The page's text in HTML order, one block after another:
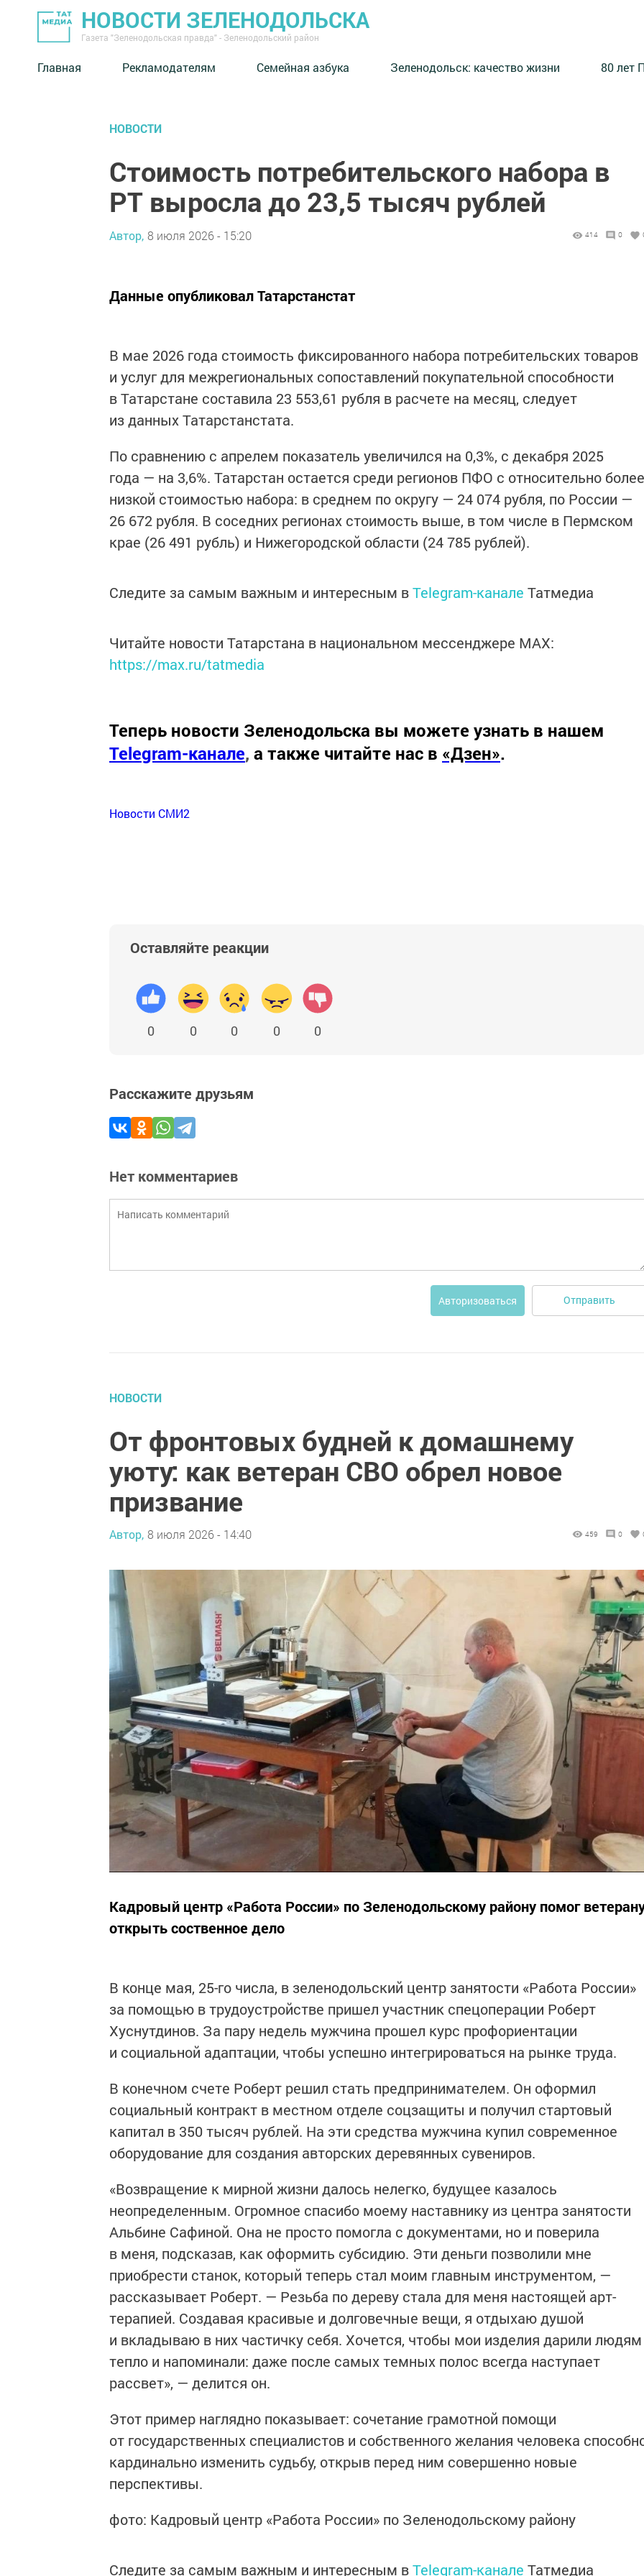
НОВОСТИ ЗЕЛЕНОДОЛЬСКА
Газета "Зеленодольская правда" - Зеленодольский район
Главная Рекламодателям Семейная азбука ⁠Зеленодольск: качество жизни 80 лет
НОВОСТИ
Стоимость потребительского набора в
РТ выросла до 23,5 тысяч рублей
Автор, 8 июля 2026 - 15:20 414 0
Данные опубликовал Татарстанстат
В мае 2026 года стоимость фиксированного набора потребительских товаров
и услуг для межрегиональных сопоставлений покупательной способности
в Татарстане составила 23 553,61 рубля в расчете на месяц, следует
из данных Татарстанстата.
По сравнению с апрелем показатель увеличился на 0,3%, с декабря 2025
года — на 3,6%. Татарстан остается среди регионов ПФО с относительно более
низкой стоимостью набора: в среднем по округу — 24 074 рубля, по России —
26 672 рубля. В соседних регионах стоимость выше, в том числе в Пермском
крае (26 491 рубль) и Нижегородской области (24 785 рублей).
Следите за самым важным и интересным вTelegram-канале Татмедиа
Читайте новости Татарстана в национальном мессенджере MАХ:
https://max.ru/tatmedia
Теперь новости Зеленодольска вы можете узнать в нашем
Telegram-канале, а также читайте нас в «Дзен».
Новости СМИ2
Оставляйте реакции
0 0 0 0 0
Расскажите друзьям
Нет комментариев
Авторизоваться Отправить
НОВОСТИ
От фронтовых будней к домашнему
уюту: как ветеран СВО обрел новое
призвание
Автор, 8 июля 2026 - 14:40 459 0
Кадровый центр «Работа России» по Зеленодольскому району помог
открыть соственное дело
В конце мая, 25-го числа, в зеленодольский центр занятости «Работа России»
за помощью в трудоустройстве пришел участник спецоперации Роберт
Хуснутдинов. За пару недель мужчина прошел курс профориентации
и социальной адаптации, чтобы успешно интегрироваться на рынке труда.
В конечном счете Роберт решил стать предпринимателем. Он оформил
социальный контракт в местном отделе соцзащиты и получил стартовый
капитал в 350 тысяч рублей. На эти средства мужчина купил современное
оборудование для создания авторских деревянных сувениров.
«Возвращение к мирной жизни далось нелегко, будущее казалось
неопределенным. Огромное спасибо моему наставнику из центра занятости
Альбине Сафиной. Она не просто помогла с документами, но и поверила
в меня, подсказав, как оформить субсидию. Эти деньги позволили мне
приобрести станок, который теперь стал моим главным инструментом, —
рассказывает Роберт. — Резьба по дереву стала для меня настоящей арт-
терапией. Создавая красивые и долговечные вещи, я отдыхаю душой
и вкладываю в них частичку себя. Хочется, чтобы мои изделия дарили людям
тепло и напоминали: даже после самых темных полос всегда наступает
рассвет», — делится он.
Этот пример наглядно показывает: сочетание грамотной помощи
от государственных специалистов и собственного желания человека
кардинально изменить судьбу, открыв перед ним совершенно новые
перспективы.
фото: Кадровый центр «Работа России» по Зеленодольскому району
Следите за самым важным и интересным вTelegram-канале Татмедиа